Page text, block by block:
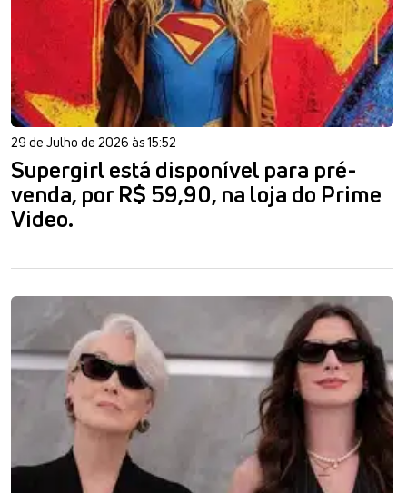
29 de Julho de 2026 às 15:52
Supergirl está disponível para pré-
venda, por R$ 59,90, na loja do Prime
Video.